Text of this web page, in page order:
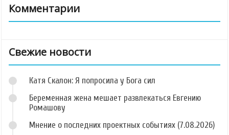
Комментарии
Свежие новости
Катя Скалон: Я попросила у Бога сил
Беременная жена мешает развлекаться Евгению
Ромашову
Мнение о последних проектных событиях (7.08.2026)